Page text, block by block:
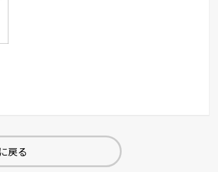
戻る